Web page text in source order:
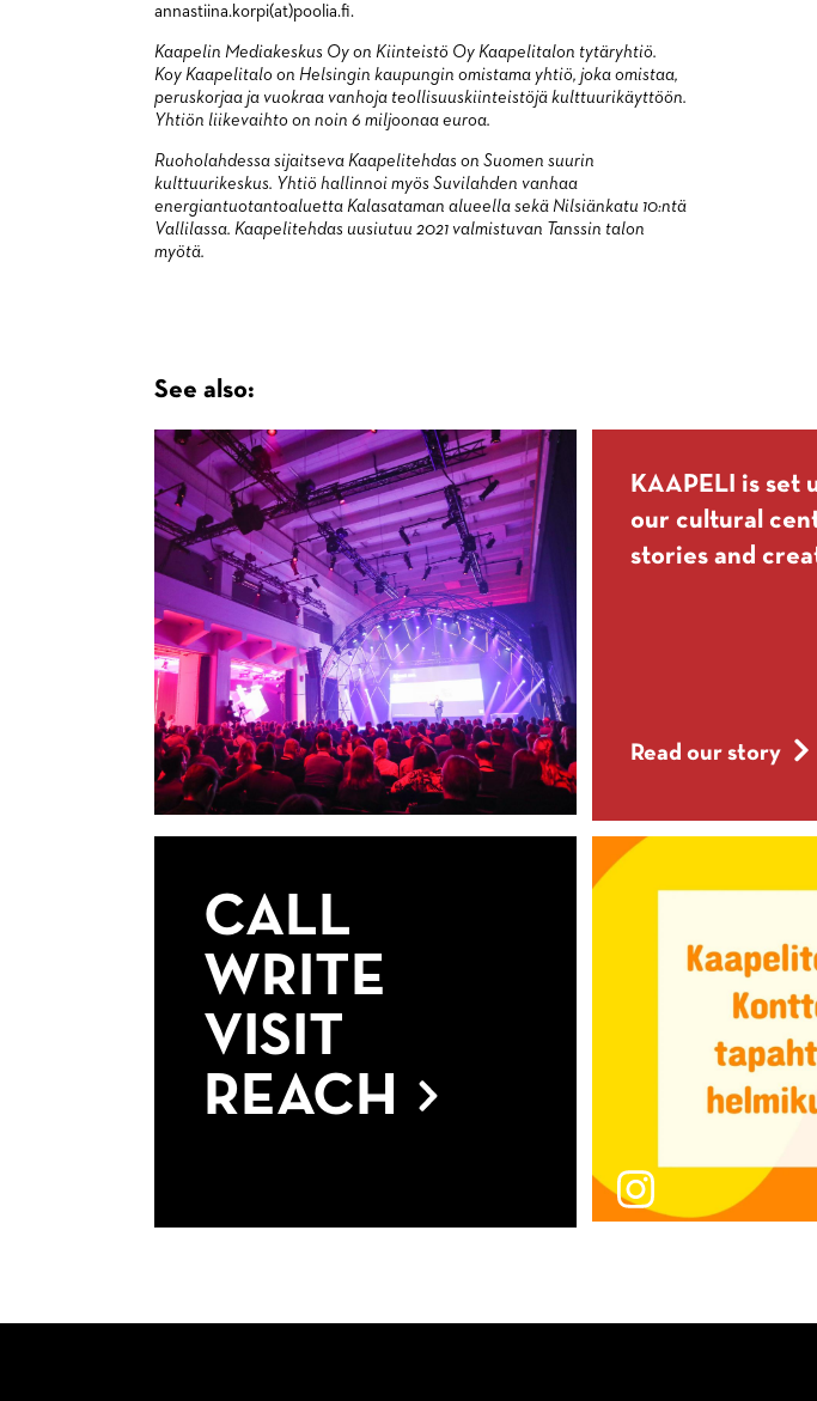
annastiina.korpi(at)poolia.fi.
Kaapelin Mediakeskus Oy on Kiinteistö Oy Kaapelitalon tytäryhtiö.
Koy Kaapelitalo on Helsingin kaupungin omistama yhtiö, joka omistaa,
peruskorjaa ja vuokraa vanhoja teollisuuskiinteistöjä kulttuurikäyttöön.
Yhtiön liikevaihto on noin 6 miljoonaa euroa.
Ruoholahdessa sijaitseva Kaapelitehdas on Suomen suurin
kulttuurikeskus. Yhtiö hallinnoi myös Suvilahden vanhaa
energiantuotantoaluetta Kalasataman alueella sekä Nilsiänkatu 10:ntä
Vallilassa. Kaapelitehdas uusiutuu 2021 valmistuvan Tanssin talon
myötä.
See also:
KAAPELI is set
our cultural
stories and
Read our story
CALL
WRITE
VISIT
REACH